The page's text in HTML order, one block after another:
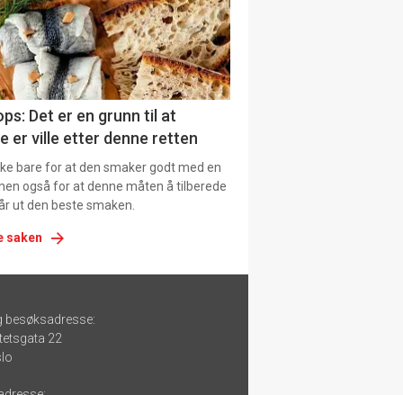
Det er en grunn til at
er ville etter denne retten
bare for at den smaker godt med en
også for at denne måten å tilberede
ut den beste smaken.
saken
besøksadresse:
22